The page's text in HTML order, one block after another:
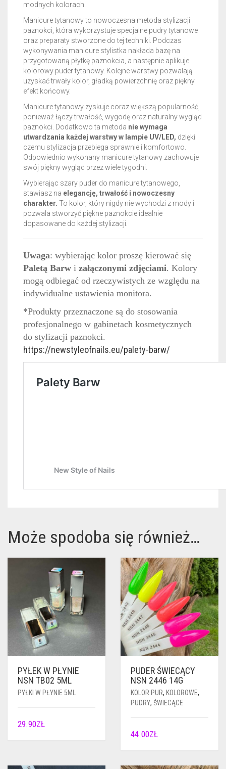
modnych kolorach.
Manicure tytanowy to nowoczesna metoda stylizacji
paznokci, która wykorzystuje specjalne pudry tytanowe
oraz preparaty stworzone do tej techniki. Podczas
wykonywania manicure stylistka nakłada bazę na
przygotowaną płytkę paznokcia, a następnie aplikuje
kolorowy puder tytanowy. Kolejne warstwy pozwalają
uzyskać trwały kolor, gładką powierzchnię oraz piękny
efekt końcowy.
Manicure tytanowy zyskuje coraz większą popularność,
ponieważ łączy trwałość, wygodę oraz naturalny wygląd
paznokci. Dodatkowo ta metoda nie wymaga
utwardzania każdej warstwy w lampie UV/LED, dzięki
czemu stylizacja przebiega sprawnie i komfortowo.
Odpowiednio wykonany manicure tytanowy zachowuje
swój piękny wygląd przez wiele tygodni.
Wybierając szary puder do manicure tytanowego,
stawiasz na elegancję, trwałość i nowoczesny
charakter. To kolor, który nigdy nie wychodzi z mody i
pozwala stworzyć piękne paznokcie idealnie
dopasowane do każdej stylizacji.
Uwaga: wybierając kolor proszę kierować się
Paletą Barw i załączonymi zdjęciami. Kolory
mogą odbiegać od rzeczywistych ze względu na
indywidualne ustawienia monitora.
*Produkty przeznaczone są do stosowania
profesjonalnego w gabinetach kosmetycznych
do stylizacji paznokci.
https://newstyleofnails.eu/palety-barw/
Może spodoba się również…
PYŁEK W PŁYNIE
NSN TB02 5ML
PYŁKI W PŁYNIE 5ML
29.90ZŁ
PUDER ŚWIECĄCY
NSN 2446 14G
KOLOR PUR, KOLOROWE,
PUDRY, ŚWIECĄCE
44.00ZŁ